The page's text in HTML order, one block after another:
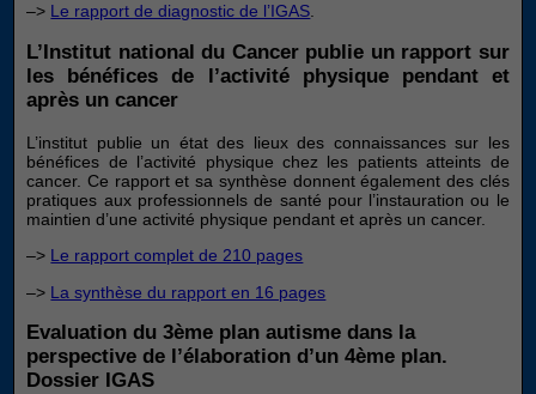
–> Le rapport de diagnostic de l’IGAS
L’Institut national du Cancer publie un rapport sur
les bénéfices de l’activité physique pendant et
après un cancer
L’institut publie un état des lieux des connaissances sur les
bénéfices de l’activité physique chez les patients atteints de
cancer. Ce rapport et sa synthèse donnent également des clés
pratiques aux professionnels de santé pour l’instauration ou le
maintien d’une activité physique pendant et après un cancer.
–> Le rapport complet de 210 pages
–> La synthèse du rapport en 16 pages
Evaluation du 3ème plan autisme dans la
perspective de l’élaboration d’un 4ème plan.
Dossier IGAS